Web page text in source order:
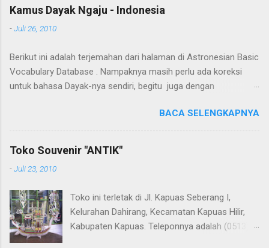
Kamus Dayak Ngaju - Indonesia
-Juli 26, 2010
Berikut ini adalah terjemahan dari halaman di Astronesian Basic
Vocabulary Database . Nampaknya masih perlu ada koreksi
untuk bahasa Dayak-nya sendiri, begitu juga dengan
Translate . Koreksi bahasa dibantu oleh Dra. Hernawaty, M.Kes.
Untuk koreksi dari halaman ini dapat diberikan pada komentar.
Upaya penerjemahan Kamus Bahasa Dayak - Jerman sedang
Indonesia .
BACA SELENGKAPNYA
Toko Souvenir "ANTIK"
-Juli 23, 2010
Toko ini terletak di Jl. Kapuas Seberang I,
Kelurahan Dahirang, Kecamatan Kapuas Hilir,
Kabupaten Kapuas. Teleponnya adalah (0513)